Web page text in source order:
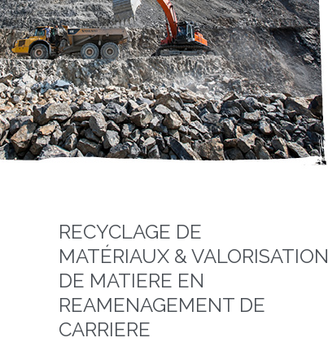
RECYCLAGE DE
MATÉRIAUX & VALORISATION
DE MATIERE EN
REAMENAGEMENT DE
CARRIERE